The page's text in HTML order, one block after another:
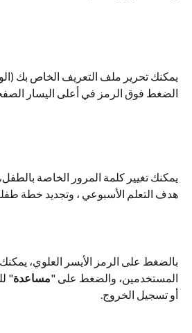
يمكنك تحرير ملف التعريف الخاص بك
الضغط فوق الرمز في أعلى اليسار
يمكنك تغيير كلمة المرور الخاصة بالطفل،
هدف التعلم الأسبوعي ، وتجديد خطة
بالضغط على الرمز الأيسر العلوي، يمكنك
المستخدمين، والضغط على "مساعدة"
أو تسجيل الخروج.